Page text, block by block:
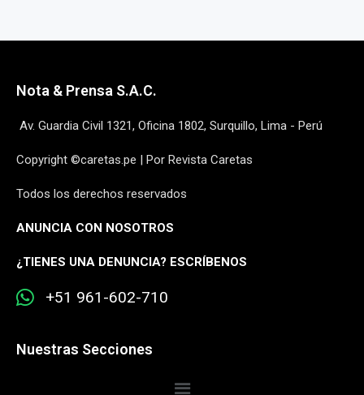
Nota & Prensa S.A.C.
Av. Guardia Civil 1321, Oficina 1802, Surquillo, Lima - Perú
Copyright ©caretas.pe | Por Revista Caretas
Todos los derechos reservados
ANUNCIA CON NOSOTROS
¿TIENES UNA DENUNCIA? ESCRÍBENOS
+51 961-602-710
Nuestras Secciones